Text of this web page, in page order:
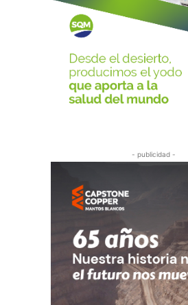
- publicidad -